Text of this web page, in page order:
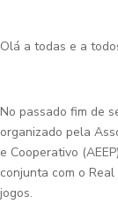
Olá a todas e a
No passado fim de
organizado pela
e Cooperativo
conjunta com o
jogos.